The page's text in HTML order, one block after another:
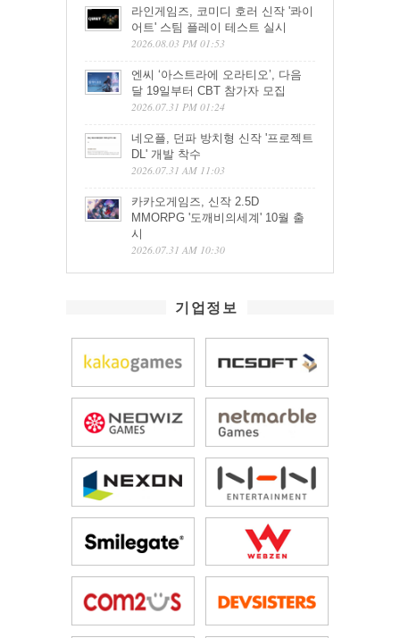
라인게임즈, 코미디 호러 신작 '콰이
어트' 스팀 플레이 테스트 실시
2026.08.03 PM 01:53
엔씨 ‘아스트라에 오라티오’, 다음
달 19일부터 CBT 참가자 모집
2026.07.31 PM 01:24
네오플, 던파 방치형 신작 '프로젝트
DL' 개발 착수
2026.07.31 AM 11:03
카카오게임즈, 신작 2.5D
MMORPG '도깨비의세계' 10월 출
시
2026.07.31 AM 10:30
기업정보